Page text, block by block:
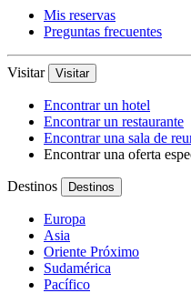
Mis reservas
Preguntas frecuentes
Visitar Visitar
Encontrar un hotel
Encontrar un restaurante
Encontrar una sala de
Encontrar una oferta
Destinos Destinos
Europa
Asia
Oriente Próximo
Sudamérica
Pacífico